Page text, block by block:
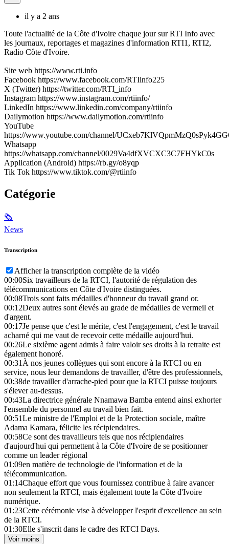
il y a 2 ans
Toute l'actualité de la Côte d'Ivoire chaque jour sur RTI Info avec
les journaux, reportages et magazines d'information RTI1, RTI2,
Radio Côte d'Ivoire.
Site web https://www.rti.info
Facebook https://www.facebook.com/RTIinfo225
X (Twitter) https://twitter.com/RTI_info
Instagram https://www.instagram.com/rtiinfo/
LinkedIn https://www.linkedin.com/company/rtiinfo
Dailymotion https://www.dailymotion.com/rtiinfo
YouTube
https://www.youtube.com/channel/
Whatsapp
https://whatsapp.com/channel/0029Va4dfXVCXC3C7FHYkC0s
Application (Android) https://rb.gy/o8yqp
Tik Tok https://www.tiktok.com/@rtiinfo
Catégorie
🗞
News
Transcription
Afficher la transcription complète de la vidéo
00:00Six travailleurs de la RTCI, l'autorité de régulation des
télécommunications en Côte d'Ivoire distinguées.
00:08Trois sont faits médailles d'honneur du travail grand or.
00:12Deux autres sont élevés au grade de médailles de vermeil et
d'argent.
00:17Je pense que c'est le mérite, c'est l'engagement, c'est le travail
acharné qui me vaut de recevoir cette médaille aujourd'hui.
00:26Le sixième agent admis à faire valoir ses droits à la retraite est
également honoré.
00:31À nos jeunes collègues qui sont encore à la RTCI ou en
service, nous leur demandons de travailler, d'être des professionnels,
00:38de travailler d'arrache-pied pour que la RTCI puisse toujours
s'élever au-dessus.
00:43La directrice générale Nnamawa Bamba entend ainsi exhorter
l'ensemble du personnel au travail bien fait.
00:51Le ministre de l'Emploi et de la Protection sociale, maître
Adama Kamara, félicite les récipiendaires.
00:58Ce sont des travailleurs tels que nos récipiendaires
d'aujourd'hui qui permettent à la Côte d'Ivoire de se positionner
comme un leader régional
01:09en matière de technologie de l'information et de la
télécommunication.
01:14Chaque effort que vous fournissez contribue à faire avancer
non seulement la RTCI, mais également toute la Côte d'Ivoire
numérique.
01:23Cette cérémonie vise à développer l'esprit d'excellence au sein
de la RTCI.
01:30Elle s'inscrit dans le cadre des RTCI Days.
Voir moins